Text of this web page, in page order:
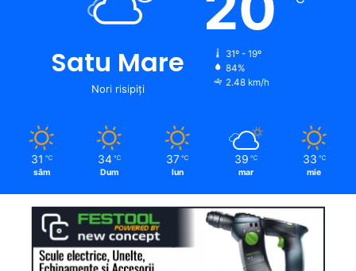
Satu Mare
Nori risipiți
31º - 19º
84%
2.48 km/h
31 ℃
sâm
34 ℃
Dum
37 ℃
lun
39 ℃
mar
33 ℃
mie